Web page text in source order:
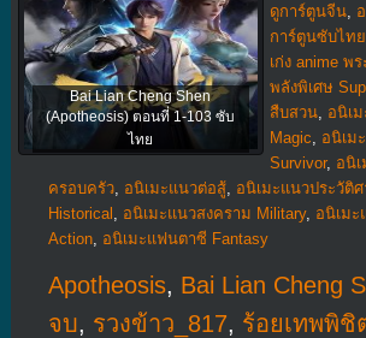
Bai Lian Cheng Shen
(Apotheosis) ตอนที่ 1-103 ซับ
ไทย
ดูการ์ตูนจีน,
การ์ตูนซับไทย
เก่ง anime พร
พลังพิเศษ
สืบสวน, อนิเ
Magic
อนิเม
Survivor, อนิ
ครอบครัว, อนิเมะแนวต่อสู้, อนิเมะแนวประวัติ
Historical
อนิเมะแนวสงคราม Military, อนิเม
Action, อนิเมะแฟนตาซี Fantasy
Apotheosis, Bai Lian Cheng
จบ, รวงข้าว_817, ร้อยเทพพิชิ